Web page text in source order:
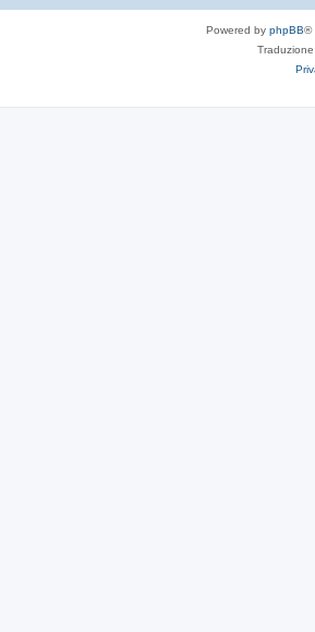
Powered by phpBB®